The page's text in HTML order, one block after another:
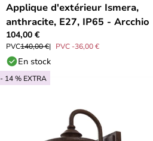
Applique d'extérieur Ismera,
anthracite, E27, IP65 - Arcchio
104,00 €
PVC140,00 € PVC -36,00 €
En stock
- 14 % EXTRA